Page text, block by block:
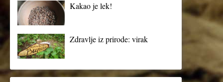
Kakao je lek!
Zdravlje iz prirode: virak